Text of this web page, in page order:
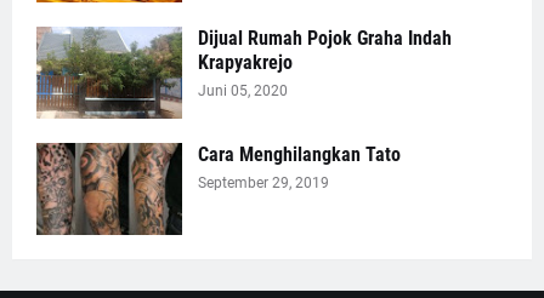
Dijual Rumah Pojok Graha Indah
Krapyakrejo
Juni 05, 2020
Cara Menghilangkan Tato
September 29, 2019